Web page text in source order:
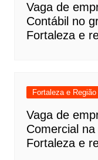
Vaga de
Contábil no
Fortaleza e
Fortaleza e
Vaga de
Comercial
Fortaleza e